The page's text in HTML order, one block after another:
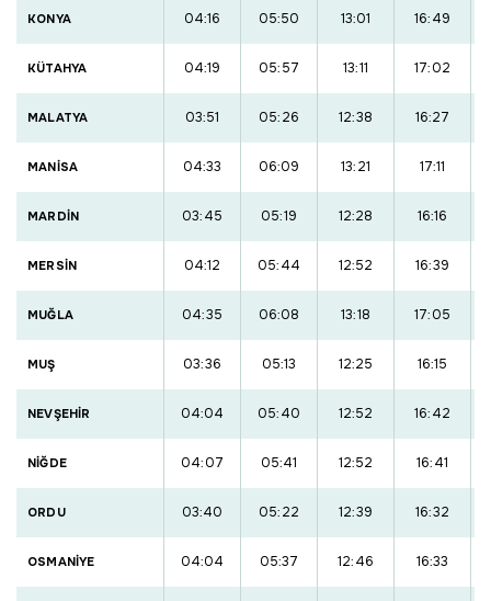
KONYA 04:16 05:50 13:01 16:49
KÜTAHYA 04:19 05:57 13:11 17:02
MALATYA 03:51 05:26 12:38 16:27
MANİSA 04:33 06:09 13:21 17:11
MARDİN 03:45 05:19 12:28 16:16
MERSİN 04:12 05:44 12:52 16:39
MUĞLA 04:35 06:08 13:18 17:05
MUŞ 03:36 05:13 12:25 16:15
NEVŞEHİR 04:04 05:40 12:52 16:42
NİĞDE 04:07 05:41 12:52 16:41
ORDU 03:40 05:22 12:39 16:32
OSMANİYE 04:04 05:37 12:46 16:33